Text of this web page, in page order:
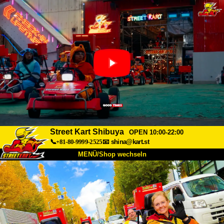
Street Kart Shibuya
OPEN 10:00-22:00
📞+81-80-9999-2525📧 shina@kart.st
MENÜ/Shop wechseln
START
Über uns Spezifikationen Preise
Anfahrt Bewertungen FAQ